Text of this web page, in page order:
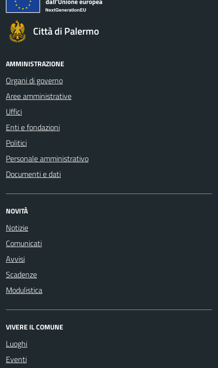
Città di Palermo
AMMINISTRAZIONE
Organi di governo
Aree amministrative
Uffici
Enti e fondazioni
Politici
Personale amministrativo
Documenti e dati
NOVITÀ
Notizie
Comunicati
Avvisi
Scadenze
Modulistica
VIVERE IL COMUNE
Luoghi
Eventi